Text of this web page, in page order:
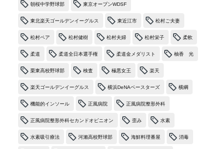
朝桜中学野球部 東京オープンWDSF
東北楽天ゴールデンイーグルス 東近江市 松村ご夫妻
松村ペア 松村健樹 松村夫婦 松村栄子 柔軟
柔道 柔道全日本選手権 柔道金メダリスト 柚香 光
栗東高校野球部 検査 極悪女王 楽天
楽天ゴールデンイーグルス 横浜DeNAベースターズ 横綱
機能的インソール 正風病院 正風病院整形外科
正風病院整形外科セカンドオピニオン 歪み 水素
水素吸引療法 河瀨高校野球部 海鮮料理番屋 消毒